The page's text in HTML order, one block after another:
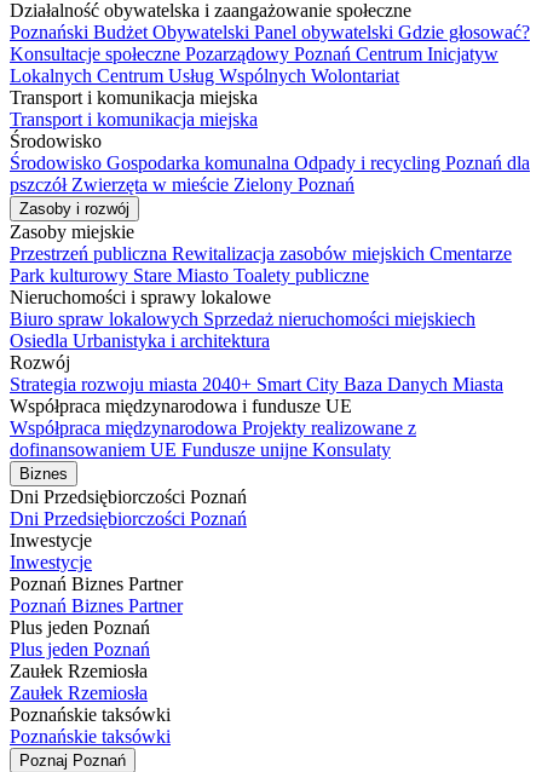
Działalność obywatelska i zaangażowanie społeczne
Poznański Budżet Obywatelski Panel obywatelski Gdzie głosować?
Konsultacje społeczne Pozarządowy Poznań Centrum Inicjatyw
Lokalnych Centrum Usług Wspólnych Wolontariat
Transport i komunikacja miejska
Transport i komunikacja miejska
Środowisko
Środowisko Gospodarka komunalna Odpady i recycling Poznań dla
pszczół Zwierzęta w mieście Zielony Poznań
Zasoby i rozwój
Zasoby miejskie
Przestrzeń publiczna Rewitalizacja zasobów miejskich Cmentarze
Park kulturowy Stare Miasto Toalety publiczne
Nieruchomości i sprawy lokalowe
Biuro spraw lokalowych Sprzedaż nieruchomości miejskiech
Osiedla Urbanistyka i architektura
Rozwój
Strategia rozwoju miasta 2040+ Smart City Baza Danych Miasta
Współpraca międzynarodowa i fundusze UE
Współpraca międzynarodowa Projekty realizowane z
dofinansowaniem UE Fundusze unijne Konsulaty
Biznes
Dni Przedsiębiorczości Poznań
Dni Przedsiębiorczości Poznań
Inwestycje
Inwestycje
Poznań Biznes Partner
Poznań Biznes Partner
Plus jeden Poznań
Plus jeden Poznań
Zaułek Rzemiosła
Zaułek Rzemiosła
Poznańskie taksówki
Poznańskie taksówki
Poznaj Poznań